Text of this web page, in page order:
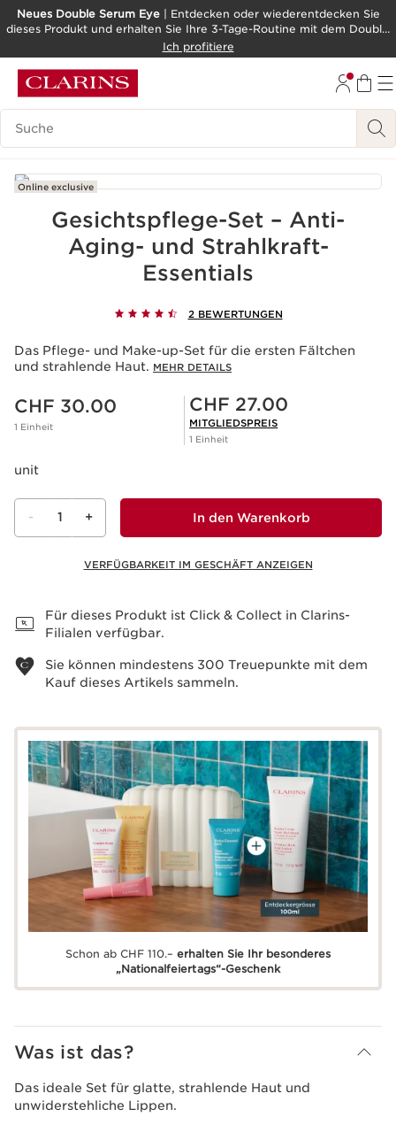
WEITER ZUM INHALT
BARRIEREFREIHEITSWERKZEUG
Neues Double Serum Eye| Entdecken oder wiederentdecken Sie
dieses Produkt und erhalten Sie Ihre 3-Tage-Routine mit dem Double
Serum als Geschenk!
Ich profitiere
Legende suchen
Online exclusive
Gesichtspflege-Set – Anti-
Aging- und Strahlkraft-
Essentials
2 BEWERTUNGEN
Das Pflege- und Make-up-Set für die ersten Fältchen
und strahlende Haut. MEHR DETAILS
Aktueller Preis CHF 30.00
CHF 30.00
1 Einheit
Mitgliederpreis CHF 27.00
CHF 27.00
MITGLIEDSPREIS
1 Einheit
unit
- 1 + In den Warenkorb
VERFÜGBARKEIT IM GESCHÄFT ANZEIGEN
Für dieses Produkt ist Click & Collect in Clarins-
Filialen verfügbar.
Sie können mindestens 300 Treuepunkte mit dem
Kauf dieses Artikels sammeln.
Schon ab CHF 110.–erhalten Sie Ihr besonderes
„Nationalfeiertags“-Geschenk
Was ist das?
Das ideale Set für glatte, strahlende Haut und
unwiderstehliche Lippen.